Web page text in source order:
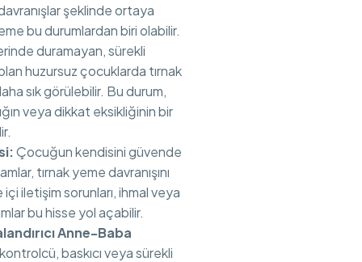
şeklinde ortaya
bu durumlardan biri olabilir.
duramayan, sürekli
huzursuz çocuklarda tırnak
sık görülebilir. Bu durum,
veya dikkat eksikliğinin bir
Çocuğun kendisini güvende
tırnak yeme davranışını
iletişim sorunları, ihmal veya
bu hisse yol açabilir.
Anne-Baba
kontrolcü, baskıcı veya sürekli